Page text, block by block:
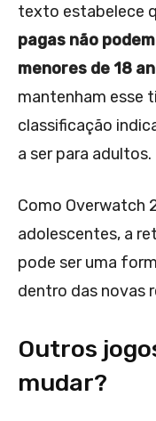
texto estabelece
pagas não
menores de 18
mantenham esse
classificação
a ser para adultos.
Como Overwatch
adolescentes, a
pode ser uma
dentro das novas
Outros
mudar?